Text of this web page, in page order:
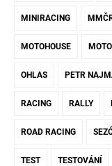
MINIRACING
MOTOHOUSE
OHLAS PETR
RACING RALLY
ROAD RACING
TEST TESTOVÁNÍ